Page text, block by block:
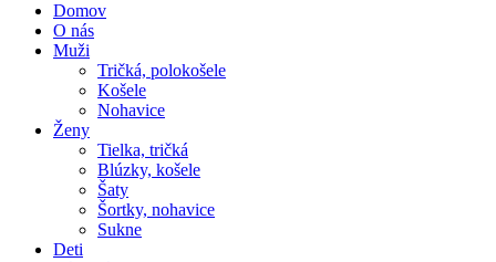
Domov
O nás
Muži
Tričká, polokošele
Košele
Nohavice
Ženy
Tielka, tričká
Blúzky, košele
Šaty
Šortky, nohavice
Sukne
Deti